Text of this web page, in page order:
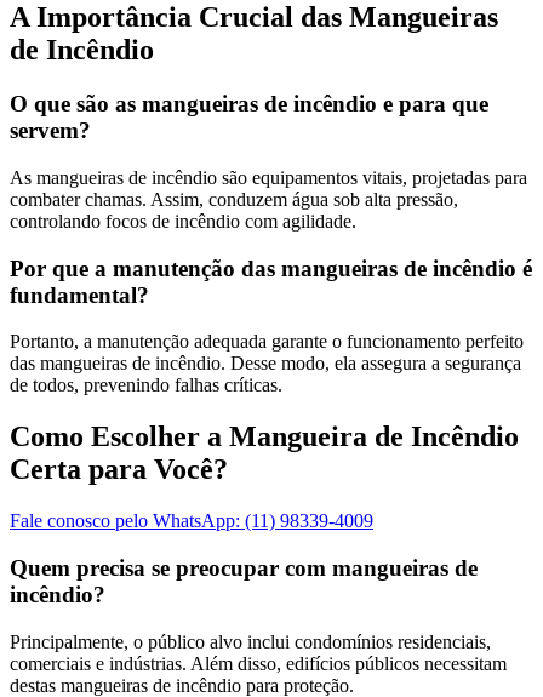
A Importância Crucial das Mangueiras
de Incêndio
O que são as mangueiras de incêndio e para que
servem?
As mangueiras de incêndio são equipamentos vitais, projetadas para
combater chamas. Assim, conduzem água sob alta pressão,
controlando focos de incêndio com agilidade.
Por que a manutenção das mangueiras de incêndio é
fundamental?
Portanto, a manutenção adequada garante o funcionamento perfeito
das mangueiras de incêndio. Desse modo, ela assegura a segurança
de todos, prevenindo falhas críticas.
Como Escolher a Mangueira de Incêndio
Certa para Você?
Fale conosco pelo WhatsApp: (11) 98339-4009
Quem precisa se preocupar com mangueiras de
incêndio?
Principalmente, o público alvo inclui condomínios residenciais,
comerciais e indústrias. Além disso, edifícios públicos necessitam
destas mangueiras de incêndio para proteção.